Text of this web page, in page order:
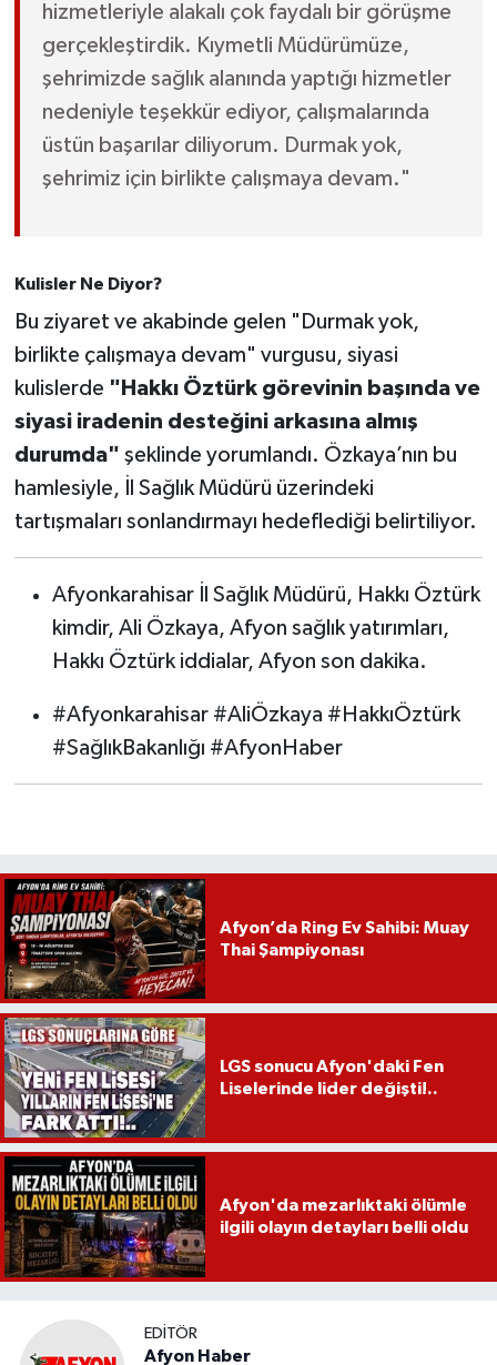
hizmetleriyle alakalı çok faydalı bir görüşme
gerçekleştirdik. Kıymetli Müdürümüze,
şehrimizde sağlık alanında yaptığı hizmetler
nedeniyle teşekkür ediyor, çalışmalarında
üstün başarılar diliyorum. Durmak yok,
şehrimiz için birlikte çalışmaya devam."
Kulisler Ne Diyor?
Bu ziyaret ve akabinde gelen "Durmak yok,
birlikte çalışmaya devam" vurgusu, siyasi
kulislerde "Hakkı Öztürk görevinin başında ve
siyasi iradenin desteğini arkasına almış
durumda" şeklinde yorumlandı. Özkaya’nın bu
hamlesiyle, İl Sağlık Müdürü üzerindeki
tartışmaları sonlandırmayı hedeflediği belirtiliyor.
Afyonkarahisar İl Sağlık Müdürü, Hakkı Öztürk
kimdir, Ali Özkaya, Afyon sağlık yatırımları,
Hakkı Öztürk iddialar, Afyon son dakika.
#Afyonkarahisar #AliÖzkaya #HakkıÖztürk
#SağlıkBakanlığı #AfyonHaber
Afyon’da Ring Ev Sahibi: Muay
Thai Şampiyonası
LGS sonucu Afyon'daki Fen
Liselerinde lider değişti!..
Afyon'da mezarlıktaki ölümle
ilgili olayın detayları belli oldu
EDITÖR
Afyon Haber